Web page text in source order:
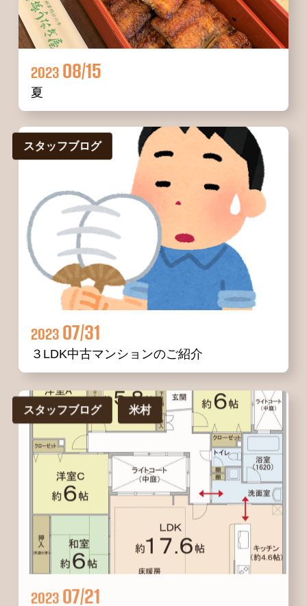
2023 08/15
夏
2023 07/31
３LDK中古マンションのご紹介
スタッフブログ
2023 07/21
スタッフブログ 米村